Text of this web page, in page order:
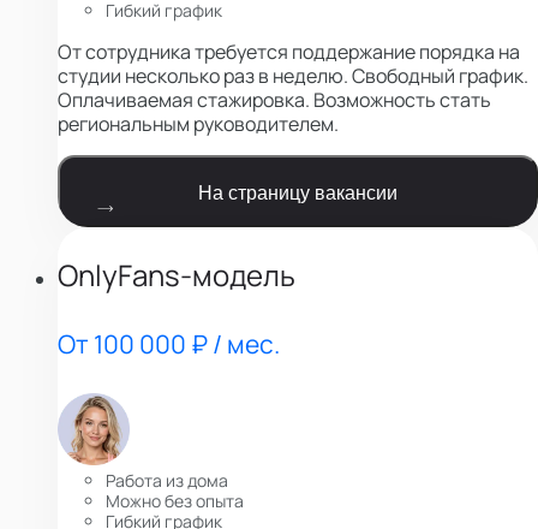
Гибкий график
От сотрудника требуется поддержание порядка на
студии несколько раз в неделю. Свободный график.
Оплачиваемая стажировка. Возможность стать
региональным руководителем.
На страницу вакансии
OnlyFans-модель
От 100 000 ₽ / мес.
Работа из дома
Можно без опыта
Гибкий график